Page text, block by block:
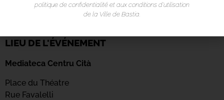
LIEU DE L'ÉVÉNEMENT
Mediateca Centru Cità
Place du Théatre
Rue Favalelli
politique de confidentialité et aux conditions d’utilisation
de la Ville de Bastia.